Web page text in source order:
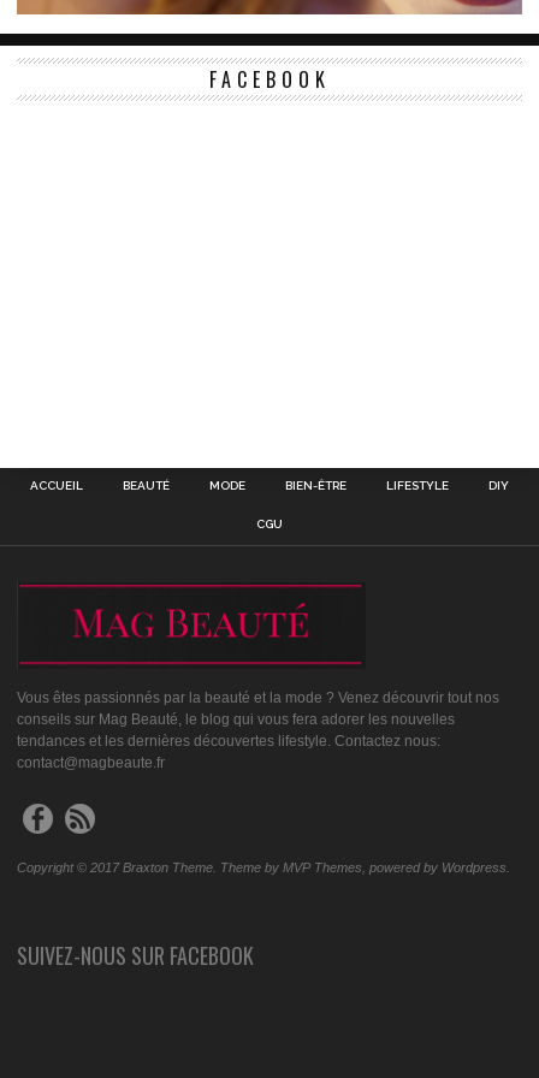
FACEBOOK
ACCUEIL BEAUTÉ MODE BIEN-ÊTRE LIFESTYLE DIY
CGU
Vous êtes passionnés par la beauté et la mode ? Venez découvrir tout nos
conseils sur Mag Beauté, le blog qui vous fera adorer les nouvelles
tendances et les dernières découvertes lifestyle. Contactez nous:
contact@magbeaute.fr
Copyright © 2017 Braxton Theme. Theme by MVP Themes, powered by Wordpress.
SUIVEZ-NOUS SUR FACEBOOK